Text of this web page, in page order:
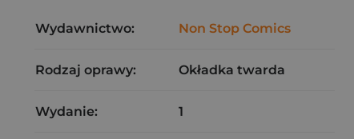
Wydawnictwo: Non Stop Comics
Rodzaj oprawy: Okładka twarda
Wydanie: 1